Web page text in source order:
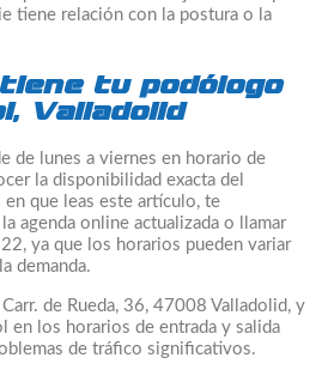
tiene relación con la postura o la
tu podólogo
Valladolid
de lunes a viernes en horario de
la disponibilidad exacta del
que leas este artículo, te
agenda online actualizada o llamar
ya que los horarios pueden variar
demanda.
de Rueda, 36, 47008 Valladolid, y
en los horarios de entrada y salida
de tráfico significativos.